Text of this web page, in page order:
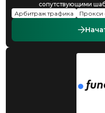
сопутствующими
Арбитраж трафика
Прокси